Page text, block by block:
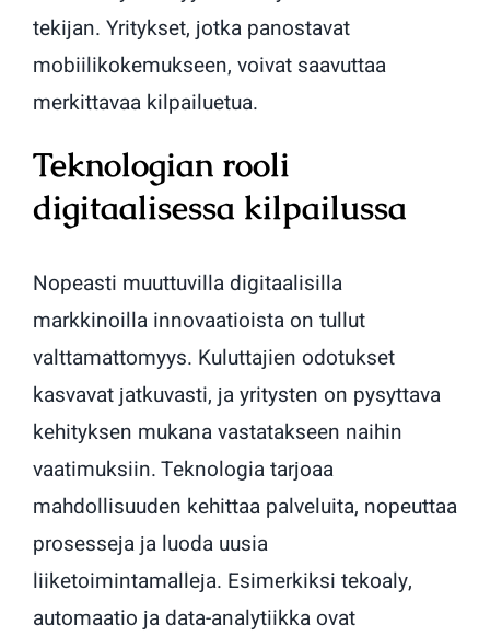
tekijan. Yritykset, jotka panostavat
mobiilikokemukseen, voivat saavuttaa
merkittavaa kilpailuetua.
Teknologian rooli
digitaalisessa kilpailussa
Nopeasti muuttuvilla digitaalisilla
markkinoilla innovaatioista on tullut
valttamattomyys. Kuluttajien odotukset
kasvavat jatkuvasti, ja yritysten on pysyttava
kehityksen mukana vastatakseen naihin
vaatimuksiin. Teknologia tarjoaa
mahdollisuuden kehittaa palveluita, nopeuttaa
prosesseja ja luoda uusia
liiketoimintamalleja. Esimerkiksi tekoaly,
automaatio ja data-analytiikka ovat